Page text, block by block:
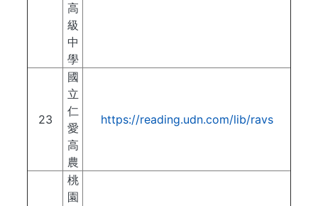
高
級
中
學
23
國
立
仁
愛
高
農
https://reading.udn.com/lib/ravs
桃
園